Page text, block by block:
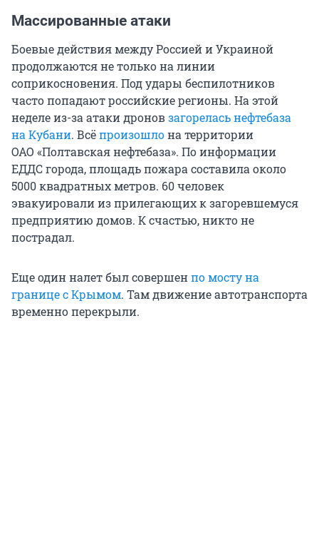
Массированные атаки
Боевые действия между Россией и Украиной
продолжаются не только на линии
соприкосновения. Под удары беспилотников
часто попадают российские регионы. На этой
неделе из-за атаки дроновзагорелась нефтебаза
на Кубани. Всёпроизошлона территории
ОАО «Полтавская нефтебаза». По информации
ЕДДС города, площадь пожара составила около
5000 квадратных метров. 60 человек
эвакуировали из прилегающих к загоревшемуся
предприятию домов. К счастью, никто не
пострадал.
Еще один налет был совершенпо мосту на
границе с Крымом. Там движение автотранспорта
временно перекрыли.